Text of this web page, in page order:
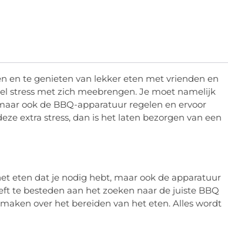
en te genieten van lekker eten met vrienden en
stress met zich meebrengen. Je moet namelijk
ook de BBQ-apparatuur regelen en ervoor
extra stress, dan is het laten bezorgen van een
eten dat je nodig hebt, maar ook de apparatuur
te besteden aan het zoeken naar de juiste BBQ
over het bereiden van het eten. Alles wordt